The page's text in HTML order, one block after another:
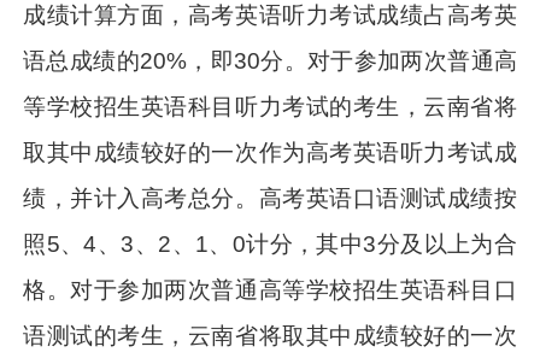
成绩计算方面，高考英语听力考试成绩占高考英
语总成绩的20%，即30分。对于参加两次普通高
等学校招生英语科目听力考试的考生，云南省将
取其中成绩较好的一次作为高考英语听力考试成
绩，并计入高考总分。高考英语口语测试成绩按
照5、4、3、2、1、0计分，其中3分及以上为合
格。对于参加两次普通高等学校招生英语科目口
语测试的考生，云南省将取其中成绩较好的一次